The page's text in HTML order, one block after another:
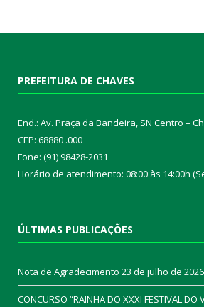
PREFEITURA DE CHAVES
End.: Av. Praça da Bandeira, SN Centro –
CEP: 68880 .000
Fone: (91) 98428-2031
Horário de atendimento: 08:00 às 14:00h
ÚLTIMAS PUBLICAÇÕES
Nota de Agradecimento 23 de julho de 2026
CONCURSO “RAINHA DO XXXI FESTIVAL DO